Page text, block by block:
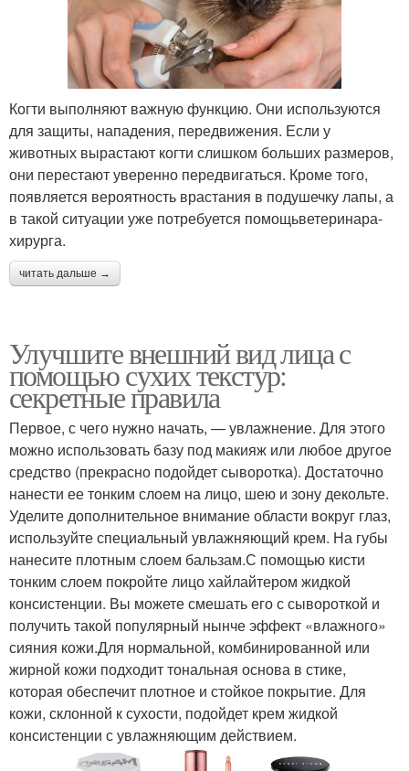
Когти выполняют важную функцию. Они используются
для защиты, нападения, передвижения. Если у
животных вырастают когти слишком больших размеров,
они перестают уверенно передвигаться. Кроме того,
появляется вероятность врастания в подушечку лапы, а
в такой ситуации уже потребуется помощьветеринара-
хирурга.
читать дальше →
Улучшите внешний вид лица с
помощью сухих текстур:
секретные правила
Первое, с чего нужно начать, — увлажнение. Для этого
можно использовать базу под макияж или любое другое
средство (прекрасно подойдет сыворотка). Достаточно
нанести ее тонким слоем на лицо, шею и зону декольте.
Уделите дополнительное внимание области вокруг глаз,
используйте специальный увлажняющий крем. На губы
нанесите плотным слоем бальзам.С помощью кисти
тонким слоем покройте лицо хайлайтером жидкой
консистенции. Вы можете смешать его с сывороткой и
получить такой популярный нынче эффект «влажного»
сияния кожи.Для нормальной, комбинированной или
жирной кожи подходит тональная основа в стике,
которая обеспечит плотное и стойкое покрытие. Для
кожи, склонной к сухости, подойдет крем жидкой
консистенции с увлажняющим действием.